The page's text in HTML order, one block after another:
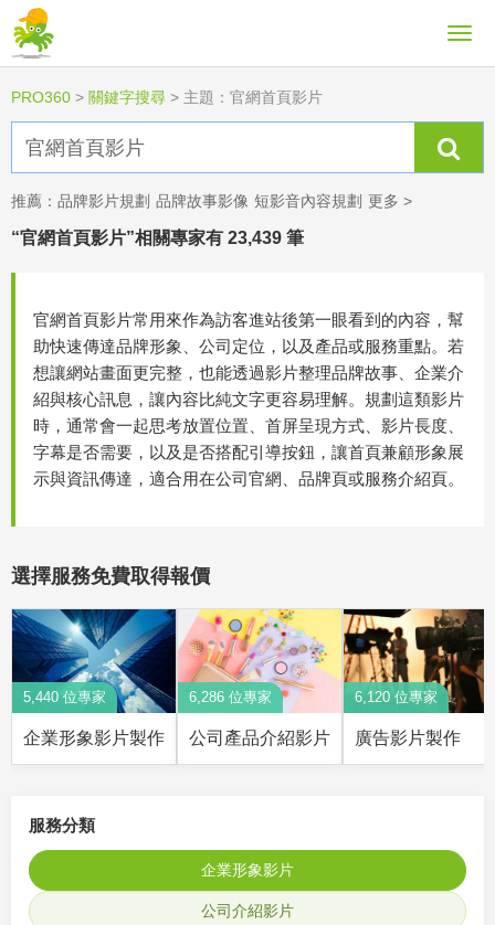
PRO360 > 關鍵字搜尋 > 主題：官網首頁影片
推薦： 品牌影片規劃 品牌故事影像 短影音內容規劃 更多 >
“官網首頁影片”相關專家有 23,439 筆
官網首頁影片常用來作為訪客進站後第一眼看到的內容，幫
助快速傳達品牌形象、公司定位，以及產品或服務重點。若
想讓網站畫面更完整，也能透過影片整理品牌故事、企業介
紹與核心訊息，讓內容比純文字更容易理解。規劃這類影片
時，通常會一起思考放置位置、首屏呈現方式、影片長度、
字幕是否需要，以及是否搭配引導按鈕，讓首頁兼顧形象展
示與資訊傳達，適合用在公司官網、品牌頁或服務介紹頁。
選擇服務免費取得報價
5,440 位專家
企業形象影片製作
6,286 位專家
公司產品介紹影片
6,120 位專家
廣告影片製作
服務分類
企業形象影片
公司介紹影片